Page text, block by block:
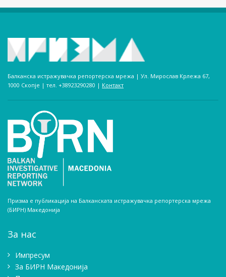
Балканска истражувачка репортерска мрежа | Ул. Мирослав Крлежа 67,
1000 Скопје | тел. +38923290280­ | Контакт
Призма е публикација на Балканската истражувачка репортерска мрежа
(БИРН) Македонија
За нас
Импресум
Зa БИРН Македонија